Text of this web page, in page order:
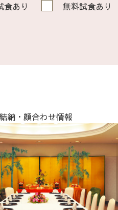
食あり 無料試食あり
納・顔合わせ情報